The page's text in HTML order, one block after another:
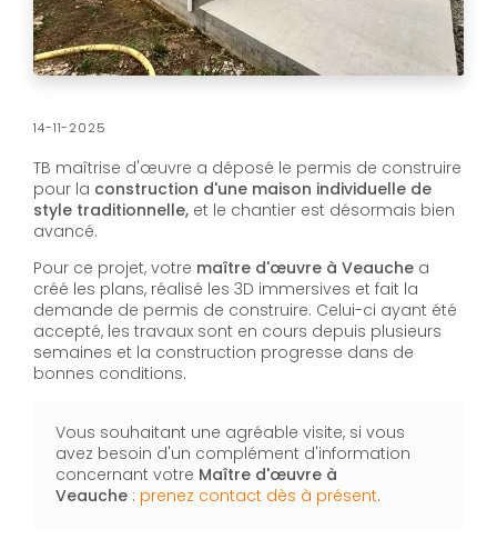
14-11-2025
TB maîtrise d'œuvre a déposé le permis de construire
pour la construction d'une maison individuelle de
style traditionnelle, et le chantier est désormais bien
avancé.
Pour ce projet, votre maître d'œuvre à Veauche a
créé les plans, réalisé les 3D immersives et fait la
demande de permis de construire. Celui-ci ayant été
accepté, les travaux sont en cours depuis plusieurs
semaines et la construction progresse dans de
bonnes conditions.
Vous souhaitant une agréable visite, si vous
avez besoin d'un complément d'information
concernant votre Maître d'œuvre à
Veauche : prenez contact dès à présent.